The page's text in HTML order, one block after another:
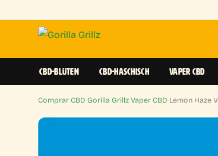
CBD-BLÜTEN CBD-HASCHISCH VAPER CBD
Comprar CBD Gorilla Grillz›Vaper CBD›Lemon Haze